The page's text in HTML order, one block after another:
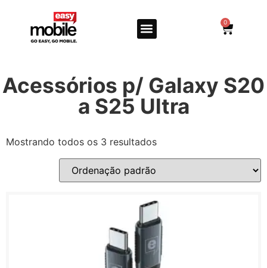
0
Acessórios p/ Galaxy S20
a S25 Ultra
Mostrando todos os 3 resultados